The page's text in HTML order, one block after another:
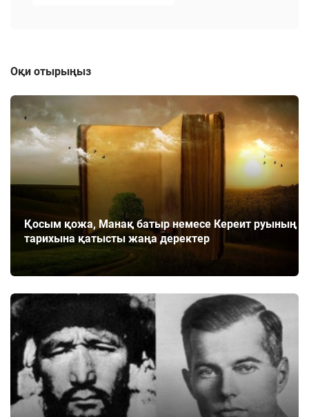
Оқи отырыңыз
Қосым қожа, Манақ батыр немесе Кереит руының
тарихына қатысты жаңа деректер